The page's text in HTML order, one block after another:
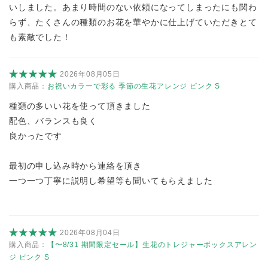
いしました。あまり時間のない依頼になってしまったにも関わ
らず、たくさんの種類のお花を華やかに仕上げていただきとて
も素敵でした！
2026年08月05日
購入商品： お祝いカラーで彩る 季節の生花アレンジ ピンク S
種類の多いい花を使って頂きました
配色、バランスも良く
良かったです
最初の申し込み時から連絡を頂き
一つ一つ丁寧に説明し希望等も聞いてもらえました
2026年08月04日
購入商品：
【〜8/31 期間限定セール】生花のトレジャーボックスアレン
ジ ピンク S